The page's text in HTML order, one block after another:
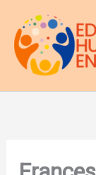
contenido